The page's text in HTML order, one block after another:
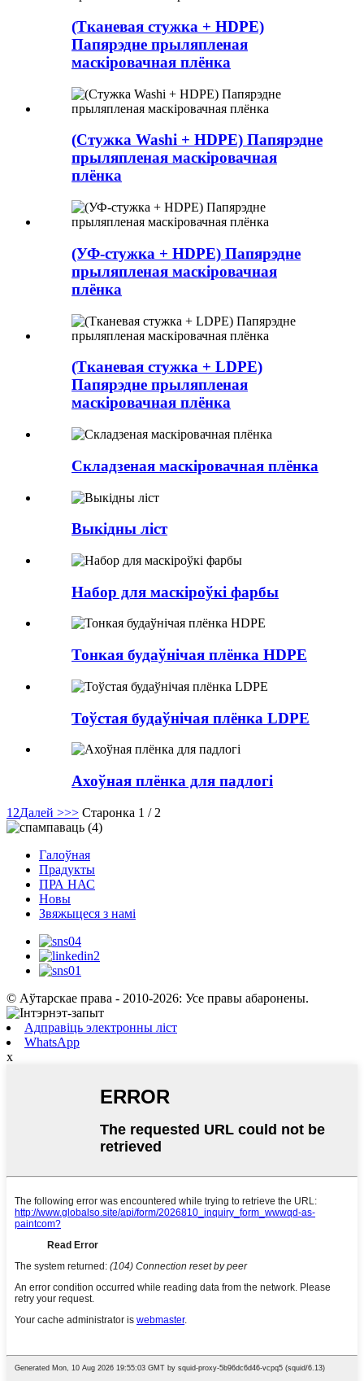
(Тканевая стужка + HDPE)
Папярэдне прыляпленая
маскіровачная плёнка
(Стужка Washi + HDPE) Папярэдне
прыляпленая маскіровачная
плёнка
(УФ-стужка + HDPE) Папярэдне
прыляпленая маскіровачная
плёнка
(Тканевая стужка + LDPE)
Папярэдне прыляпленая
маскіровачная плёнка
Складзеная маскіровачная плёнка
Выкідны ліст
Набор для маскіроўкі фарбы
Тонкая будаўнічая плёнка HDPE
Тоўстая будаўнічая плёнка LDPE
Ахоўная плёнка для падлогі
1 2Далей >>> Старонка 1 / 2
Галоўная
Прадукты
ПРА НАС
Новы
Звяжыцеся з намі
© Аўтарскае права - 2010-2026: Усе правы абаронены.
Адправіць электронны ліст
WhatsApp
x